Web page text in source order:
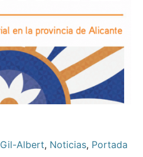
Albert, Noticias, Portada